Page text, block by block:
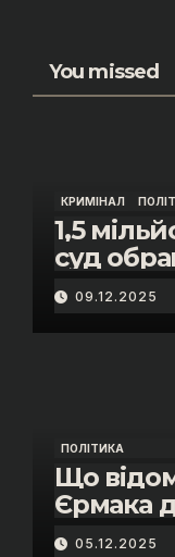
You missed
КРИМІНАЛ
1,5
суд
09.12.2025
ПОЛІТИКА
Що
Єрмака
05.12.2025